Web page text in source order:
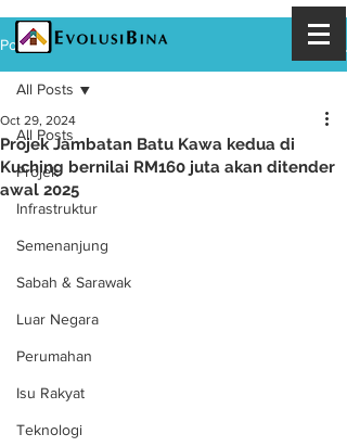
Post
All Posts
Projek
Infrastruktur
Semenanjung
Sabah & Sarawak
Luar Negara
Perumahan
Isu Rakyat
Teknologi
All Posts
Projek Jambatan Batu Kawa kedua di
Kuching bernilai RM160 juta akan ditender
awal 2025
Oct 29, 2024